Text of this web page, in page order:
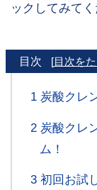
ックしてみてく
目次 [目次を
1炭酸クレ
2炭酸クレ
ム！
3初回お試